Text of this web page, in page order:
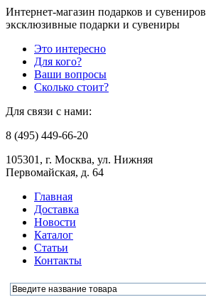
Интернет-магазин подарков и сувениров
эксклюзивные подарки и сувениры
Это интересно
Для кого?
Ваши вопросы
Сколько стоит?
Для связи с нами:
8 (495) 449-66-20
105301, г. Москва, ул. Нижняя
Первомайская, д. 64
Главная
Доставка
Новости
Каталог
Статьи
Контакты